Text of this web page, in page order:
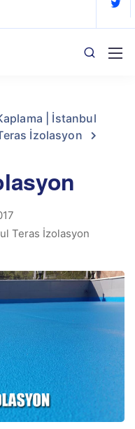
| İstanbul
İzolasyon
Teras İzolasyon